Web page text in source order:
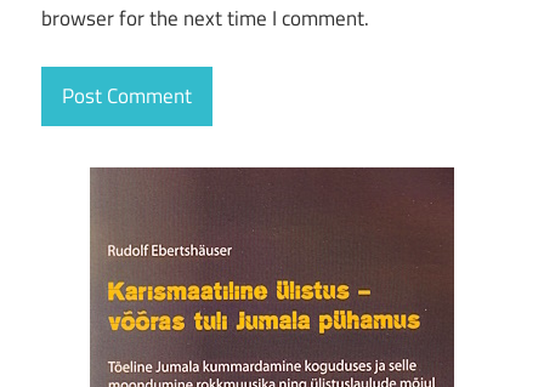
browser for the next time I comment.